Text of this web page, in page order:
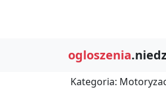
ogloszenia
Kategoria: